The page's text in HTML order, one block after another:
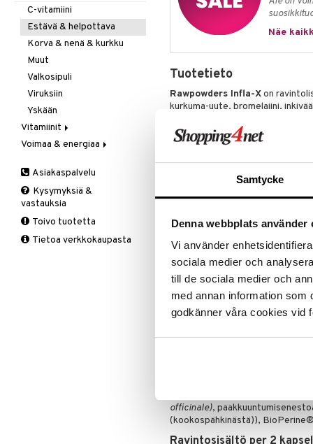
Samtycke
Denna webbplats använder
Vi använder
sociala medier och
till de sociala medier och
med annan information som
godkänner våra cookies vid
Näe
Tuotetieto
Rawpowders Infla-Xon
kurkuma-uute, bromelaiini,
Boswellia-uute
Kurkumauute95 %
Bromelaiini,entsyymi
Inkiväärijuuriuute5 %
BioPerine®, patentoitu
Annostus
2 kapselia päivässä aterian
Suositeltua vuorokausiannosta
nuorille, raskaana oleville tai
käyttöä, jos olet lääkehoidossa.
korvikkeena. Säilytä kuivassa
officinale),
(kookospähkinästä)), BioPerine®
Ravintosisältö per 2
Verisuonia vahvistavat
Kivunlievitys
Muuta
Valoterapia
Juomat
Kuidut
Puhdistus
Ruuansulatus
Suolisto
C-vitamiini
Estävä & helpottava
Korva & nenä & kurkku
Muut
Valkosipuli
Viruksiin
Yskään
Vitamiinit
A, D, E & K
B-vitamiinit
C-vitamiinit
Miehet
Multimineraalit
Voimaa & energiaa
Muut
Q-10
Schizandra
Suorituskyky
Asiakaspalvelu
Kysymyksiä &
vastauksia
Toivo tuotetta
Tietoa verkkokaupasta